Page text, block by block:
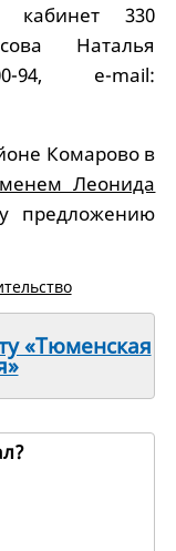
кабинет 330
Наталья
94, e-mail:
Комарово в
Леонида
предложению
«Тюменская